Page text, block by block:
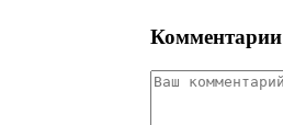
Комментарии